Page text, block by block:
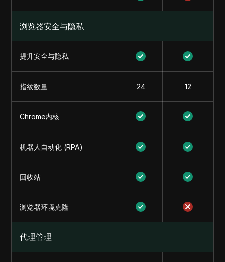
浏览器安全与隐私
提升安全与隐私
指纹数量 24 12
Chrome内核
机器人自动化 (RPA)
回收站
浏览器环境克隆
代理管理